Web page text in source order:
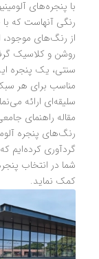
با پنجره‌های
رنگی آنهاست که
از رنگ‌های
روشن و کلاسیک
سنتی، یک پنجره
مناسب برای هر
سلیقه‌ای ارائه
مقاله راهنمای
رنگ‌های پنجره
گردآوری کرده‌ایم
شما در انتخاب
کمک نماید.